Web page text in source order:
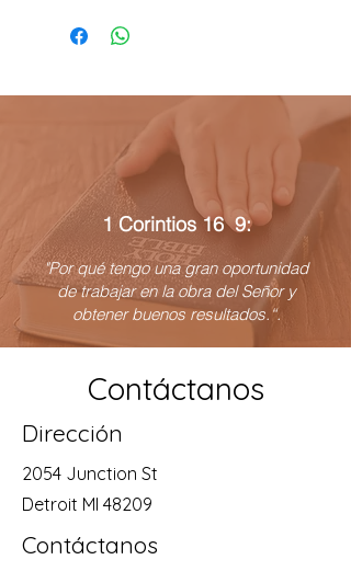
1 Corintios 16 9:
"Por qué tengo una gran oportunidad
de trabajar en la obra del Señor y
obtener buenos resultados.“.
Contáctanos
Dirección
2054 Junction St
Detroit MI 48209
Contáctanos